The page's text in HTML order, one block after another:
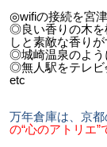
◎wifiの接続を宮
◎良い香りの木を
しと素敵な香り
◎城崎温泉のよう
◎無人駅をテレビ
etc
万年倉庫は、京
の“心のアトリエ”